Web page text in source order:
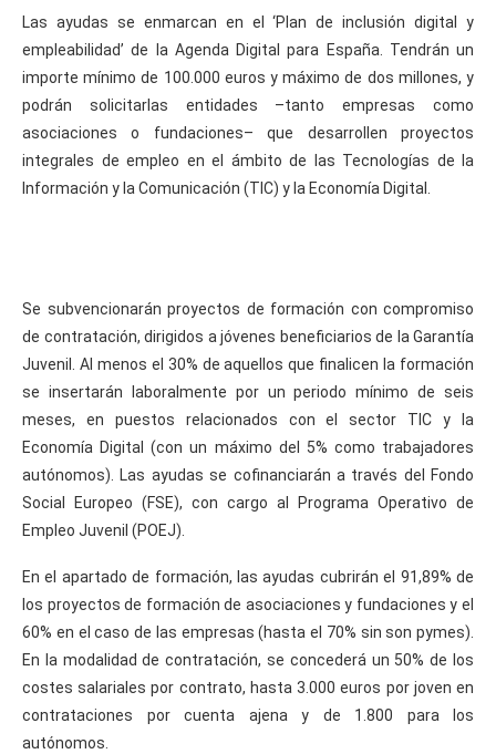
Las ayudas se enmarcan en el ‘Plan de inclusión digital y
empleabilidad’ de la Agenda Digital para España. Tendrán un
importe mínimo de 100.000 euros y máximo de dos millones, y
podrán solicitarlas entidades –tanto empresas como
asociaciones o fundaciones– que desarrollen proyectos
integrales de empleo en el ámbito de las Tecnologías de la
Información y la Comunicación (TIC) y la Economía Digital.
Se subvencionarán proyectos de formación con compromiso
de contratación, dirigidos a jóvenes beneficiarios de la Garantía
Juvenil. Al menos el 30% de aquellos que finalicen la formación
se insertarán laboralmente por un periodo mínimo de seis
meses, en puestos relacionados con el sector TIC y la
Economía Digital (con un máximo del 5% como trabajadores
autónomos). Las ayudas se cofinanciarán a través del Fondo
Social Europeo (FSE), con cargo al Programa Operativo de
Empleo Juvenil (POEJ).
En el apartado de formación, las ayudas cubrirán el 91,89% de
los proyectos de formación de asociaciones y fundaciones y el
60% en el caso de las empresas (hasta el 70% sin son pymes).
En la modalidad de contratación, se concederá un 50% de los
costes salariales por contrato, hasta 3.000 euros por joven en
contrataciones por cuenta ajena y de 1.800 para los
autónomos.